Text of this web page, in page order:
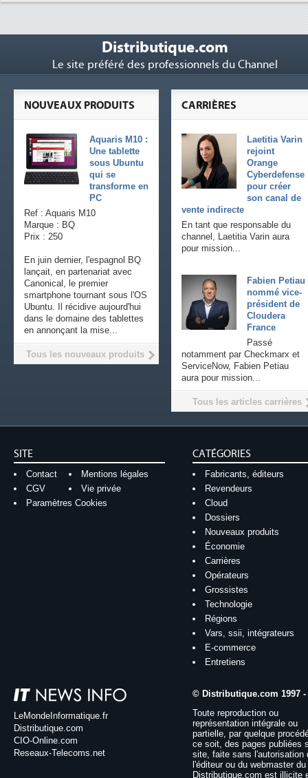
Distributique.com
Le site préféré des professionnels du Channel
CARRIÈRES
Laetitia Varin
rejoint
Orange
Cyberdefense
pour créer
son canal de
vente indirecte
En tant que responsable du
channel, Laetitia Varin aura
pour mission...
Fabien Petiau
nommé vice-
président de
Cloudera
France
Passé
notamment par Checkmarx et
ServiceNow, Fabien Petiau
aura pour mission...
Tous les articles carrières
NOUVEAUX PRODUITS
Aquaris M10 :
Une tablette
sous Ubuntu
qui se
transforme en
PC
Ref : Aquaris M10
Marque : BQ
Prix : 250
En juin dernier, l'espagnol BQ
lançait, en partenariat avec
Canonical, le premier
smartphone tournant sous l'OS
Ubuntu. Il récidive aujourd'hui
dans le domaine des tablettes
en annonçant la mise...
Tous les nouveaux produits
SITE
Contact
Mentions légales
CGV
Vie privée
Paramètres Cookies
CATÉGORIES
Fabricants, éditeurs
Revendeurs
Cloud
Dossiers
Nouveaux produits
Économie
Carrières
Opérateurs
Grossistes
Technologie
Régions
Vars, ssii, intégrateurs
E-commerce
Entretiens
LeMondeInformatique.fr
Distributique.com
CIO-Online.com
Reseaux-Telecoms.net
© Distributique.com 1997 -
Toute reproduction ou
représentation intégrale ou
partielle, par quelque
ce soit, des pages publiées
site, faite sans l'autorisation
l'éditeur ou du webmaster
Distributique.com est illicite